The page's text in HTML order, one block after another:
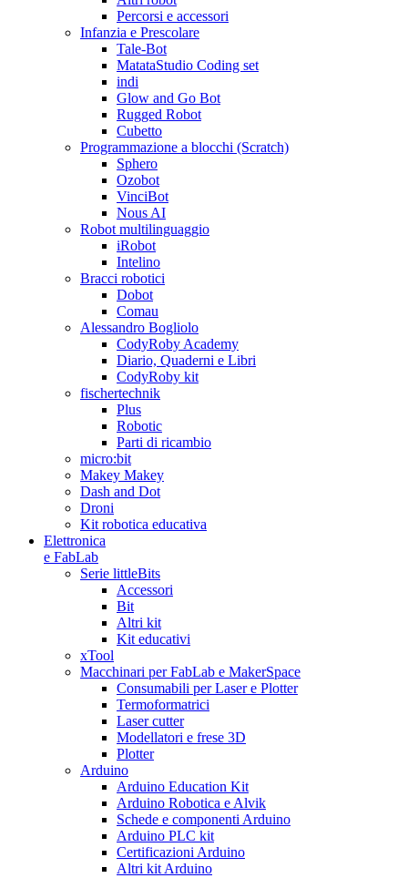
Percorsi e accessori
Infanzia e Prescolare
Tale-Bot
MatataStudio Coding set
indi
Glow and Go Bot
Rugged Robot
Cubetto
Programmazione a blocchi (Scratch)
Sphero
Ozobot
VinciBot
Nous AI
Robot multilinguaggio
iRobot
Intelino
Bracci robotici
Dobot
Comau
Alessandro Bogliolo
CodyRoby Academy
Diario, Quaderni e Libri
CodyRoby kit
fischertechnik
Plus
Robotic
Parti di ricambio
micro:bit
Makey Makey
Dash and Dot
Droni
Kit robotica educativa
Elettronica
e FabLab
Serie littleBits
Accessori
Bit
Altri kit
Kit educativi
xTool
Macchinari per FabLab e MakerSpace
Consumabili per Laser e Plotter
Termoformatrici
Laser cutter
Modellatori e frese 3D
Plotter
Arduino
Arduino Education Kit
Arduino Robotica e Alvik
Schede e componenti Arduino
Arduino PLC kit
Certificazioni Arduino
Altri kit Arduino